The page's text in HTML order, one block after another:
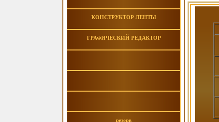
КОНСТРУКТОР ЛЕНТЫ
ГРАФИЧЕСКИЙ РЕДАКТОР
резерв